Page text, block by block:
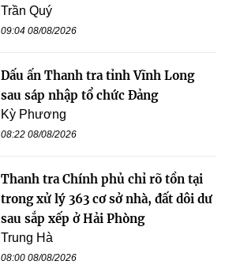
Trần Quý
09:04 08/08/2026
Dấu ấn Thanh tra tỉnh Vĩnh Long
sau sáp nhập tổ chức Đảng
Kỳ Phương
08:22 08/08/2026
Thanh tra Chính phủ chỉ rõ tồn tại
trong xử lý 363 cơ sở nhà, đất dôi dư
sau sắp xếp ở Hải Phòng
Trung Hà
08:00 08/08/2026